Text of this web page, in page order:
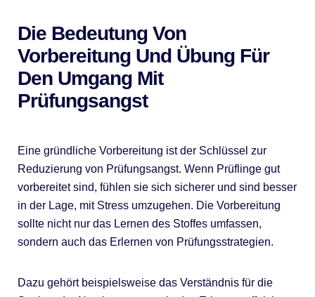
Die Bedeutung Von
Vorbereitung Und Übung Für
Den Umgang Mit
Prüfungsangst
Eine gründliche Vorbereitung ist der Schlüssel zur
Reduzierung von Prüfungsangst. Wenn Prüflinge gut
vorbereitet sind, fühlen sie sich sicherer und sind besser
in der Lage, mit Stress umzugehen. Die Vorbereitung
sollte nicht nur das Lernen des Stoffes umfassen,
sondern auch das Erlernen von Prüfungsstrategien.
Dazu gehört beispielsweise das Verständnis für die